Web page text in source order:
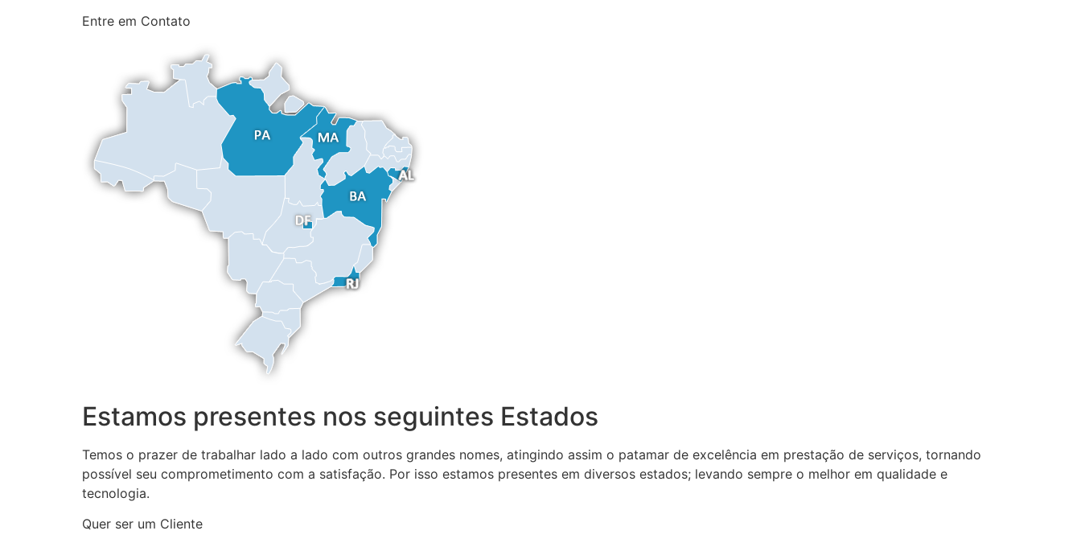
Entre em Contato
Estamos presentes nos seguintes Estados
Temos o prazer de trabalhar lado a lado com outros grandes nomes, atingindo assim o patamar de excelência em prestação de serviços, tornando
possível seu comprometimento com a satisfação. Por isso estamos presentes em diversos estados; levando sempre o melhor em qualidade e
tecnologia.
Quer ser um Cliente